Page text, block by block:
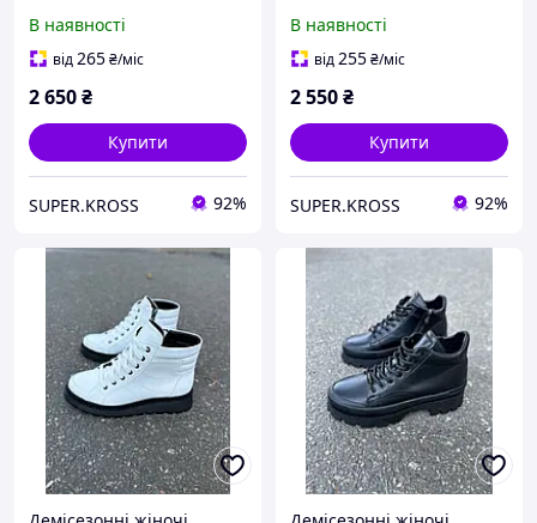
В наявності
від265₴/міс
2 650₴
Купити
SUPER.KROSS 92%
В наявності
від255₴/міс
2 550₴
Купити
SUPER.KROSS 92%